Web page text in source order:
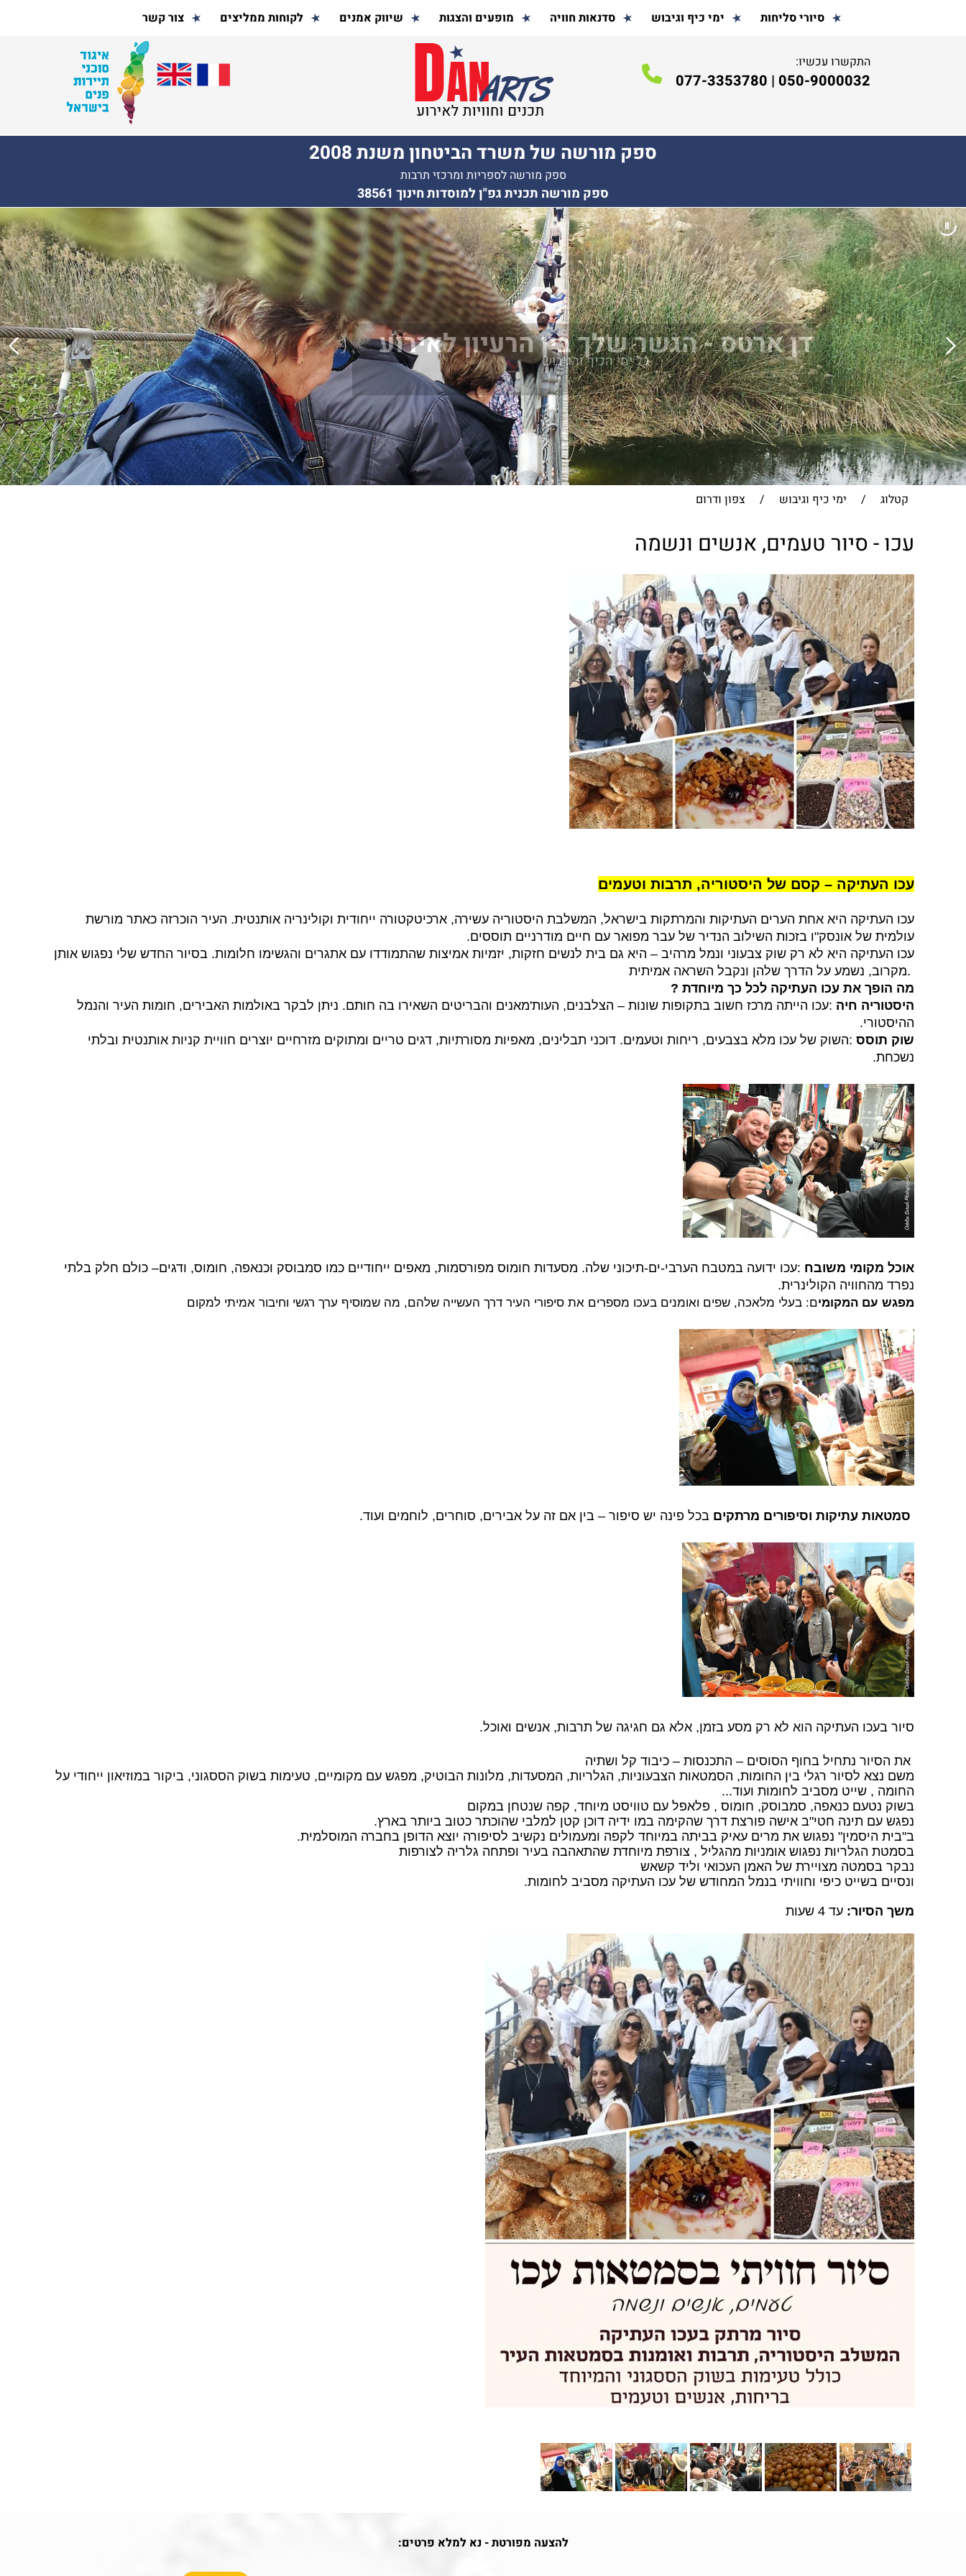
התקשרו עכשיו:
050-9000032
|
077-3353780
ספק מורשה של משרד הביטחון משנת 2008
ספק מורשה לספריות ומרכזי תרבות
ספק מורשה תכנית גפ"ן למוסדות חינוך 38561
סיורי סליחות ימי כיף וגיבוש סדנאות חוויה מופעים והצגות שיווק אמנים לקוחות ממליצים צור קשר
דן ארטס - הגשר שלך בין הרעיון לאירוע
כל ימי הכיף והגיבוש
קטלוג / ימי כיף וגיבוש / צפון ודרום
עכו - סיור טעמים, אנשים ונשמה
עכו העתיקה – קסם של היסטוריה, תרבות וטעמים
עכו העתיקה היא אחת הערים העתיקות והמרתקות בישראל, המשלבת היסטוריה עשירה, ארכיטקטורה ייחודית וקולינריה אותנטית. העיר הוכרזה כאתר מורשת
עולמית של אונסק"ו בזכות השילוב הנדיר של עבר מפואר עם חיים מודרניים תוססים.
עכו העתיקה היא לא רק שוק צבעוני ונמל מרהיב – היא גם בית לנשים חזקות, יזמיות אמיצות שהתמודדו עם אתגרים והגשימו חלומות. בסיור החדש שלי נפגוש אותן
מקרוב, נשמע על הדרך שלהן ונקבל השראה אמיתית.
מה הופך את עכו העתיקה לכל כך מיוחדת ?
היסטוריה חיה :עכו הייתה מרכז חשוב בתקופות שונות – הצלבנים, העות'מאנים והבריטים השאירו בה חותם. ניתן לבקר באולמות האבירים, חומות העיר והנמל
ההיסטורי.
שוק תוסס :השוק של עכו מלא בצבעים, ריחות וטעמים. דוכני תבלינים, מאפיות מסורתיות, דגים טריים ומתוקים מזרחיים יוצרים חוויית קניות אותנטית ובלתי
נשכחת.
אוכל מקומי משובח :עכו ידועה במטבח הערבי-ים-תיכוני שלה. מסעדות חומוס מפורסמות, מאפים ייחודיים כמו סמבוסק וכנאפה, חומוס, ודגים– כולם חלק בלתי
נפרד מהחוויה הקולינרית.
מפגש עם המקומים: בעלי מלאכה, שפים ואומנים בעכו מספרים את סיפורי העיר דרך העשייה שלהם, מה שמוסיף ערך רגשי וחיבור אמיתי למקום
סמטאות עתיקות וסיפורים מרתקים בכל פינה יש סיפור – בין אם זה על אבירים, סוחרים, לוחמים ועוד.
סיור בעכו העתיקה הוא לא רק מסע בזמן, אלא גם חגיגה של תרבות, אנשים ואוכל.
את הסיור נתחיל בחוף הסוסים – התכנסות – כיבוד קל ושתיה
משם נצא לסיור רגלי בין החומות, הסמטאות הצבעוניות, הגלריות, המסעדות, מלונות הבוטיק, מפגש עם מקומיים, טעימות בשוק הססגוני, ביקור במוזיאון ייחודי על
החומה , שייט מסביב לחומות ועוד...
בשוק נטעם כנאפה, סמבוסק, חומוס , פלאפל עם טוויסט מיוחד, קפה שנטחן במקום
נפגש עם תינה חטי"ב אישה פורצת דרך שהקימה במו ידיה דוכן קטן למלבי שהוכתר כטוב ביותר בארץ.
ב"בית היסמין" נפגוש את מרים עאיק בביתה במיוחד לקפה ומעמולים נקשיב לסיפורה יוצא הדופן בחברה המוסלמית.
בסמטת הגלריות נפגוש אומניות מהגליל , צורפת מיוחדת שהתאהבה בעיר ופתחה גלריה לצורפות
נבקר בסמטה מצויירת של האמן העכואי וליד קשאש
ונסיים בשייט כיפי וחוויתי בנמל המחודש של עכו העתיקה מסביב לחומות.
משך הסיור: עד 4 שעות
להצעה מפורטת - נא למלא פרטים: